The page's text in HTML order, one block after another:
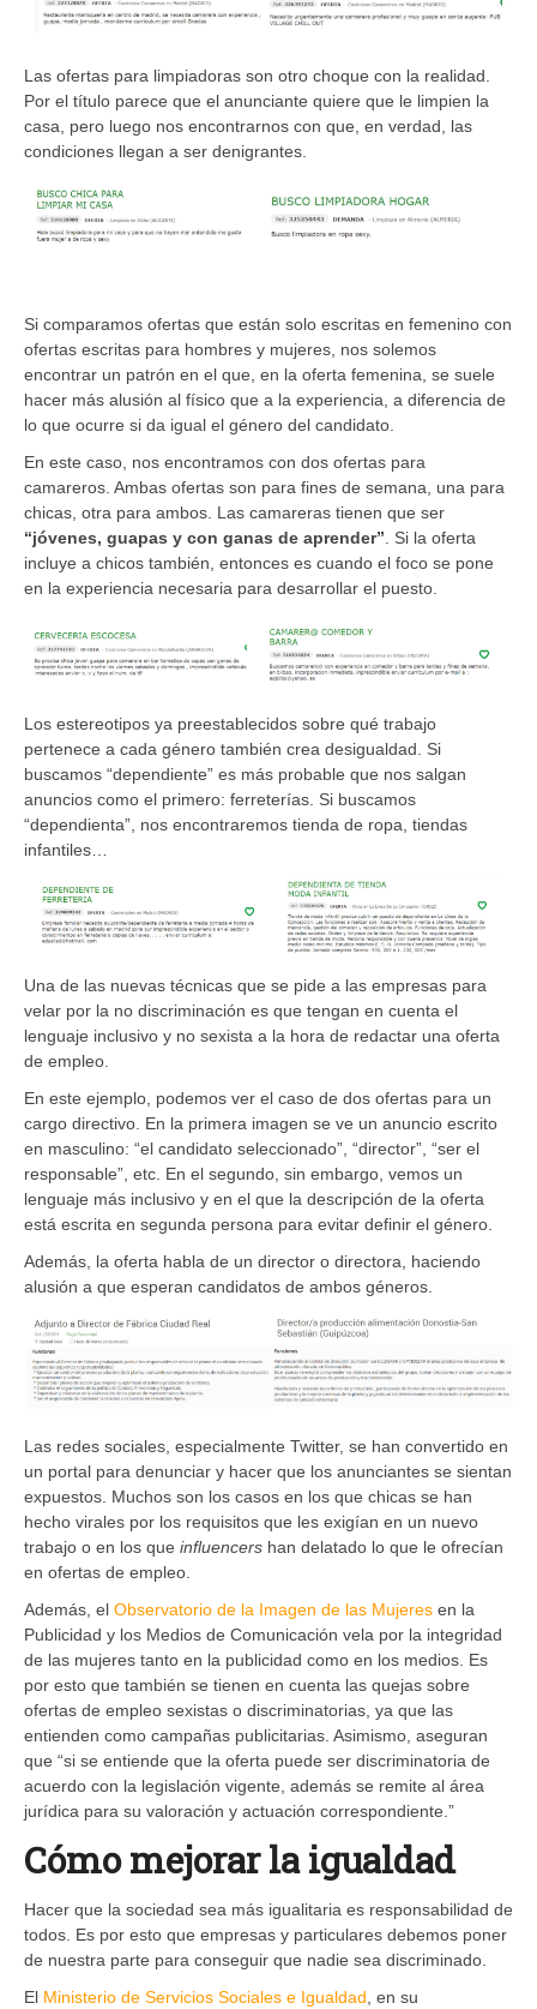
Las ofertas para limpiadoras son otro choque con la realidad.
Por el título parece que el anunciante quiere que le limpien la
casa, pero luego nos encontrarnos con que, en verdad, las
condiciones llegan a ser denigrantes.
Si comparamos ofertas que están solo escritas en femenino con
ofertas escritas para hombres y mujeres, nos solemos
encontrar un patrón en el que, en la oferta femenina, se suele
hacer más alusión al físico que a la experiencia, a diferencia de
lo que ocurre si da igual el género del candidato.
En este caso, nos encontramos con dos ofertas para
camareros. Ambas ofertas son para fines de semana, una para
chicas, otra para ambos. Las camareras tienen que ser
“jóvenes, guapas y con ganas de aprender” . Si la oferta
incluye a chicos también, entonces es cuando el foco se pone
en la experiencia necesaria para desarrollar el puesto.
Los estereotipos ya preestablecidos sobre qué trabajo
pertenece a cada género también crea desigualdad. Si
buscamos “dependiente” es más probable que nos salgan
anuncios como el primero: ferreterías. Si buscamos
“dependienta”, nos encontraremos tienda de ropa, tiendas
infantiles…
Una de las nuevas técnicas que se pide a las empresas para
velar por la no discriminación es que tengan en cuenta el
lenguaje inclusivo y no sexista a la hora de redactar una oferta
de empleo.
En este ejemplo, podemos ver el caso de dos ofertas para un
cargo directivo. En la primera imagen se ve un anuncio escrito
en masculino: “el candidato seleccionado”, “director”, “ser el
responsable”, etc. En el segundo, sin embargo, vemos un
lenguaje más inclusivo y en el que la descripción de la oferta
está escrita en segunda persona para evitar definir el género.
Además, la oferta habla de un director o directora, haciendo
alusión a que esperan candidatos de ambos géneros.
Las redes sociales, especialmente Twitter, se han convertido en
un portal para denunciar y hacer que los anunciantes se sientan
expuestos. Muchos son los casos en los que chicas se han
hecho virales por los requisitos que les exigían en un nuevo
trabajo o en los que influencers han delatado lo que le ofrecían
en ofertas de empleo.
Además, el Observatorio de la Imagen de las Mujeres en la
Publicidad y los Medios de Comunicación vela por la integridad
de las mujeres tanto en la publicidad como en los medios. Es
por esto que también se tienen en cuenta las quejas sobre
ofertas de empleo sexistas o discriminatorias, ya que las
entienden como campañas publicitarias. Asimismo, aseguran
que “si se entiende que la oferta puede ser discriminatoria de
acuerdo con la legislación vigente, además se remite al área
jurídica para su valoración y actuación correspondiente.”
Cómo mejorar la igualdad
Hacer que la sociedad sea más igualitaria es responsabilidad de
todos. Es por esto que empresas y particulares debemos poner
de nuestra parte para conseguir que nadie sea discriminado.
El Ministerio de Servicios Sociales e Igualdad , en su